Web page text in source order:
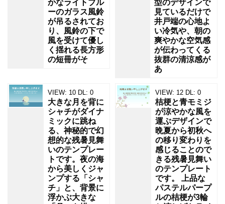
寄
り
かなライトブル
ーのガラス風鈴
が吊るされてお
り、風鈴の下で
風を受けて優し
く揺れる長方形
の短冊がそ
型のデザインで
見ているだけで
井戸端の心地よ
い冷気や、朝の
爽やかな空気感
が伝わってくる
抜群の清涼感が
あ
VIEW: 10 DL: 0
大きな月を背に
シャチがダイナ
ミックに跳ね
る、神秘的で幻
想的な残暑見舞
いのテンプレー
トです。夜の海
から美しくジャ
ンプする「シャ
チ」と、背景に
浮かぶ大きな
VIEW: 12 DL: 0
桔梗と青モミジ
が涼やかな風を
運ぶデザインで
晩夏から初秋へ
の移り変わりを
感じることので
きる残暑見舞い
のテンプレート
です。 上品な
パステルパープ
ルの桔梗が3輪